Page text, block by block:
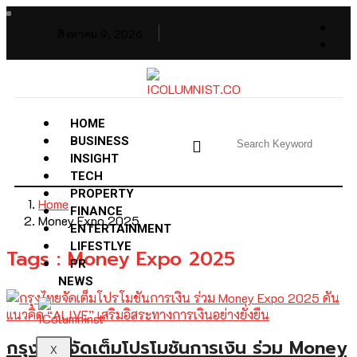
HOME
BUSINESS
INSIGHT
TECH
PROPERTY
FINANCE
ENTERTAINMENT
LIFESTLYE
PR
NEWS
X
Home
Money Expo 2025
Tags : Money Expo 2025
กรุงไทยจัดเต็มโปรโมชันการเงิน ร่วม Money